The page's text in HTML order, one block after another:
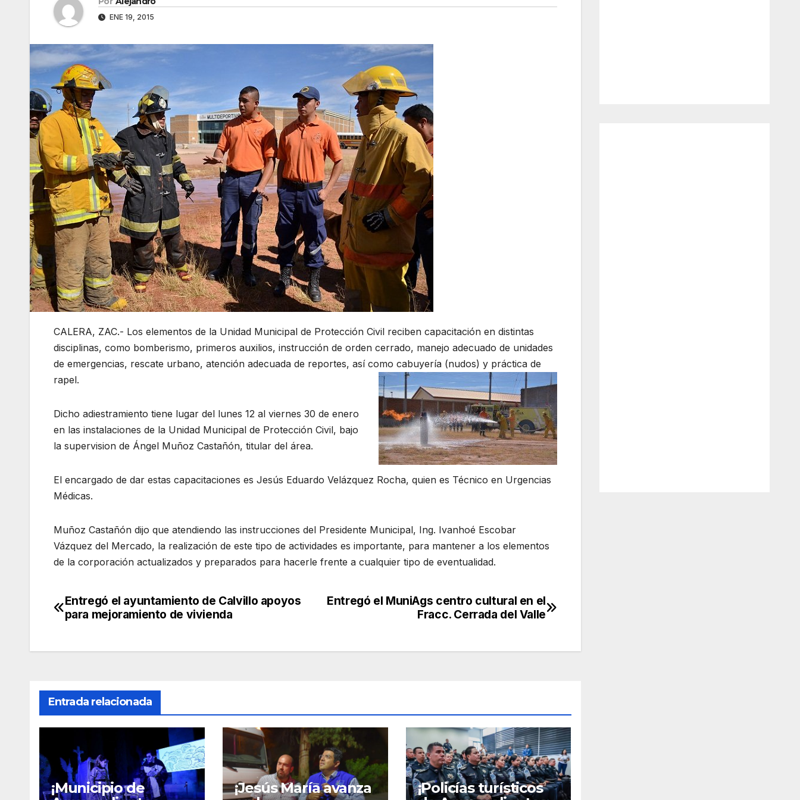
ENE 19, 2015
CALERA, ZAC.- Los elementos de la Unidad Municipal de Protección Civil reciben capacitación en distintas
disciplinas, como bomberismo, primeros auxilios, instrucción de orden cerrado, manejo adecuado de unidades
de emergencias, rescate urbano, atención adecuada de reportes, así como cabuyería (nudos) y práctica de
rapel.
Dicho adiestramiento tiene lugar del lunes 12 al viernes 30 de enero
en las instalaciones de la Unidad Municipal de Protección Civil, bajo
la supervision de Ángel Muñoz Castañón, titular del área.
El encargado de dar estas capacitaciones es Jesús Eduardo Velázquez Rocha, quien es Técnico en Urgencias
Médicas.
Muñoz Castañón dijo que atendiendo las instrucciones del Presidente Municipal, Ing. Ivanhoé Escobar
Vázquez del Mercado, la realización de este tipo de actividades es importante, para mantener a los elementos
de la corporación actualizados y preparados para hacerle frente a cualquier tipo de eventualidad.
Navegación
entradas
Entregó el MuniAgs centro cultural en el
Fracc. Cerrada del Valle
Entregó el ayuntamiento de Calvillo apoyos
para mejoramiento de vivienda
Entrada relacionada
¡Municipio de
¡Jesús María avanza
¡Policías turísticos